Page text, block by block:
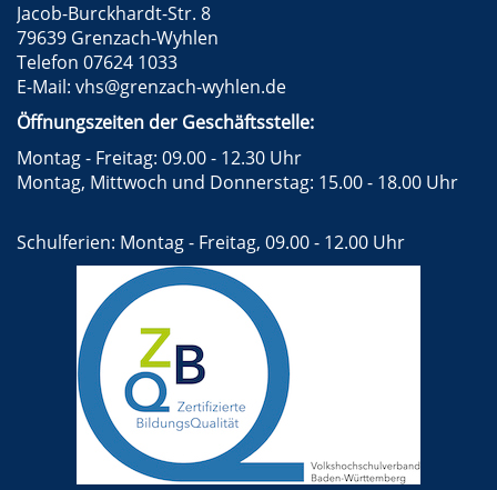
Jacob-Burckhardt-Str. 8
79639 Grenzach-Wyhlen
Telefon 07624 1033
E-Mail: vhs@grenzach-wyhlen.de
Öffnungszeiten der Geschäftsstelle:
Montag - Freitag: 09.00 - 12.30 Uhr
Montag, Mittwoch und Donnerstag: 15.00 - 18.00 Uhr
Schulferien: Montag - Freitag, 09.00 - 12.00 Uhr